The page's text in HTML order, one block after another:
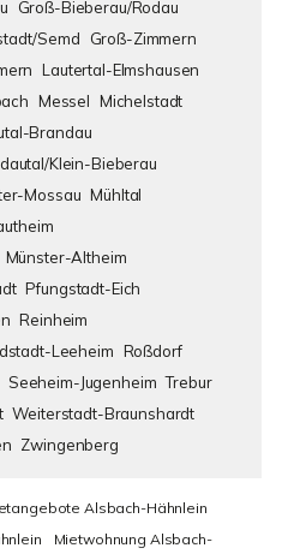
Groß-Bieberau/Rodau
Semd
Groß-Zimmern
Lautertal-Elmshausen
Messel Michelstadt
Brandau
Klein-Bieberau
Mossau Mühltal
Münster-Altheim
Pfungstadt-Eich
Reinheim
Leeheim Roßdorf
Seeheim-Jugenheim Trebur
Weiterstadt-Braunshardt
Zwingenberg
Alsbach-Hähnlein
Mietwohnung Alsbach-